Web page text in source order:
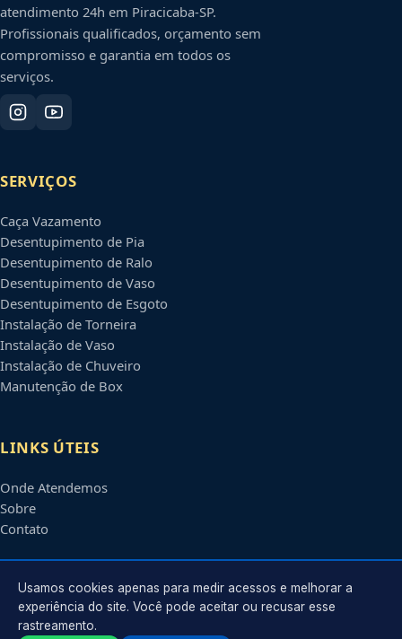
atendimento 24h em Piracicaba-SP.
Profissionais qualificados, orçamento sem
compromisso e garantia em todos os
serviços.
SERVIÇOS
Caça Vazamento
Desentupimento de Pia
Desentupimento de Ralo
Desentupimento de Vaso
Desentupimento de Esgoto
Instalação de Torneira
Instalação de Vaso
Instalação de Chuveiro
Manutenção de Box
LINKS ÚTEIS
Onde Atendemos
Sobre
Contato
CONTATO
Atendimento em
Usamos cookies apenas para medir acessos e melhorar a
experiência do site. Você pode aceitar ou recusar esse
rastreamento.